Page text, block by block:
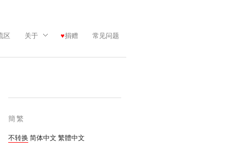
区 关于 捐赠 常见问题
簡繁
不转换 简体中文 繁體中文